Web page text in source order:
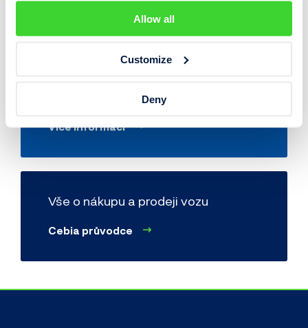
Allow all
Customize
Deny
Online prověření vozidla
Více informací
Vše o nákupu a prodeji vozu
Cebia průvodce